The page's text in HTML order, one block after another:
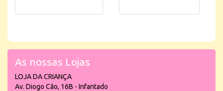
As nossas Lojas
LOJA DA CRIANÇA
Av. Diogo Cão, 16B - Infantado